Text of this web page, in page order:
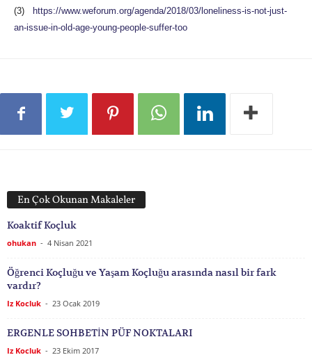
(3)
https://www.weforum.org/agenda/2018/03/loneliness-is-not-just-
an-issue-in-old-age-young-people-suffer-too
En Çok Okunan Makaleler
Koaktif Koçluk
ohukan - 4 Nisan 2021
Öğrenci Koçluğu ve Yaşam Koçluğu arasında nasıl bir fark
vardır?
Iz Kocluk - 23 Ocak 2019
ERGENLE SOHBETİN PÜF NOKTALARI
Iz Kocluk - 23 Ekim 2017